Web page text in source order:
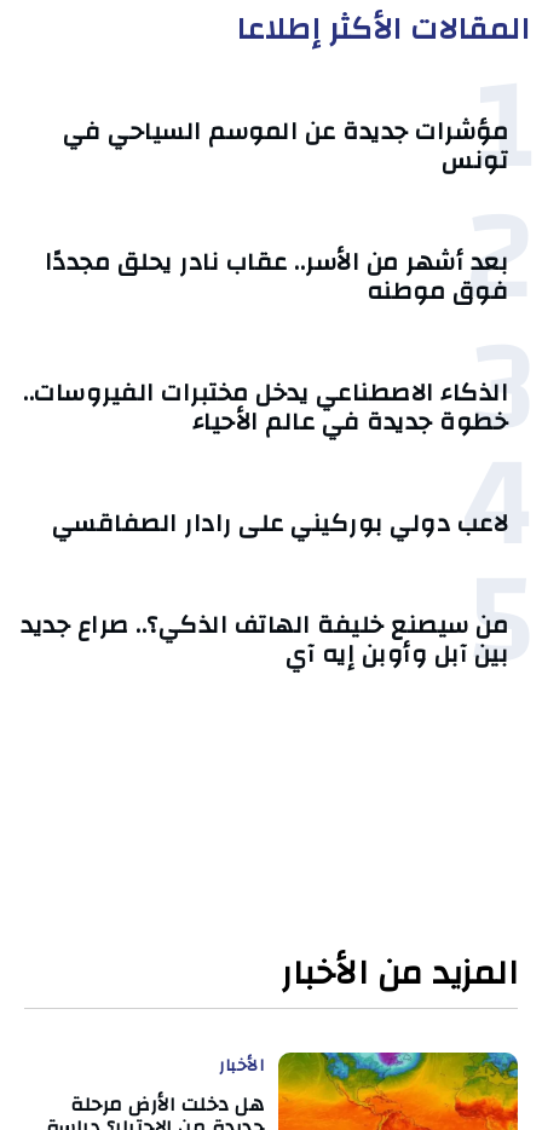
المقالات الأكثر إطلاعا
1
مؤشرات جديدة عن الموسم السياحي في
تونس
2
بعد أشهر من الأسر.. عقاب نادر يحلق مجددًا
فوق موطنه
3
الذكاء الاصطناعي يدخل مختبرات الفيروسات..
خطوة جديدة في عالم الأحياء
4
لاعب دولي بوركيني على رادار الصفاقسي
5
من سيصنع خليفة الهاتف الذكي؟.. صراع جديد
بين آبل وأوبن إيه آي
المزيد من الأخبار
الأخبار
هل دخلت الأرض مرحلة